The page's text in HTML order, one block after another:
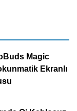
Magic
Ekranlı